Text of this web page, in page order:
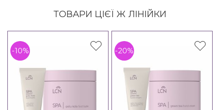
ТОВАРИ ЦІЄЇ Ж ЛІНІЙКИ
-10% -20%